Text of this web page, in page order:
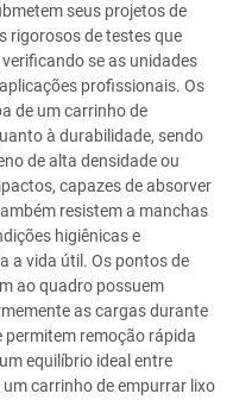
seus projetos de
rigorosos de testes que
se as unidades
profissionais. Os
de um carrinho de
à durabilidade, sendo
de alta densidade ou
capazes de absorver
resistem a manchas
higiênicas e
a vida útil. Os pontos de
ao quadro possuem
as cargas durante
remoção rápida
equilíbrio ideal entre
carrinho de empurrar lixo